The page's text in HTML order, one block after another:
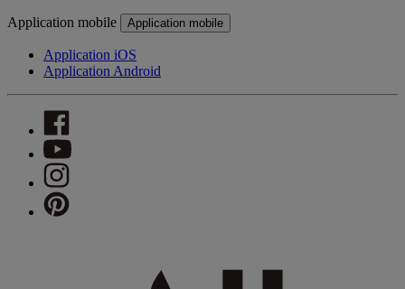
Application mobile Application mobile
Application iOS
Application Android